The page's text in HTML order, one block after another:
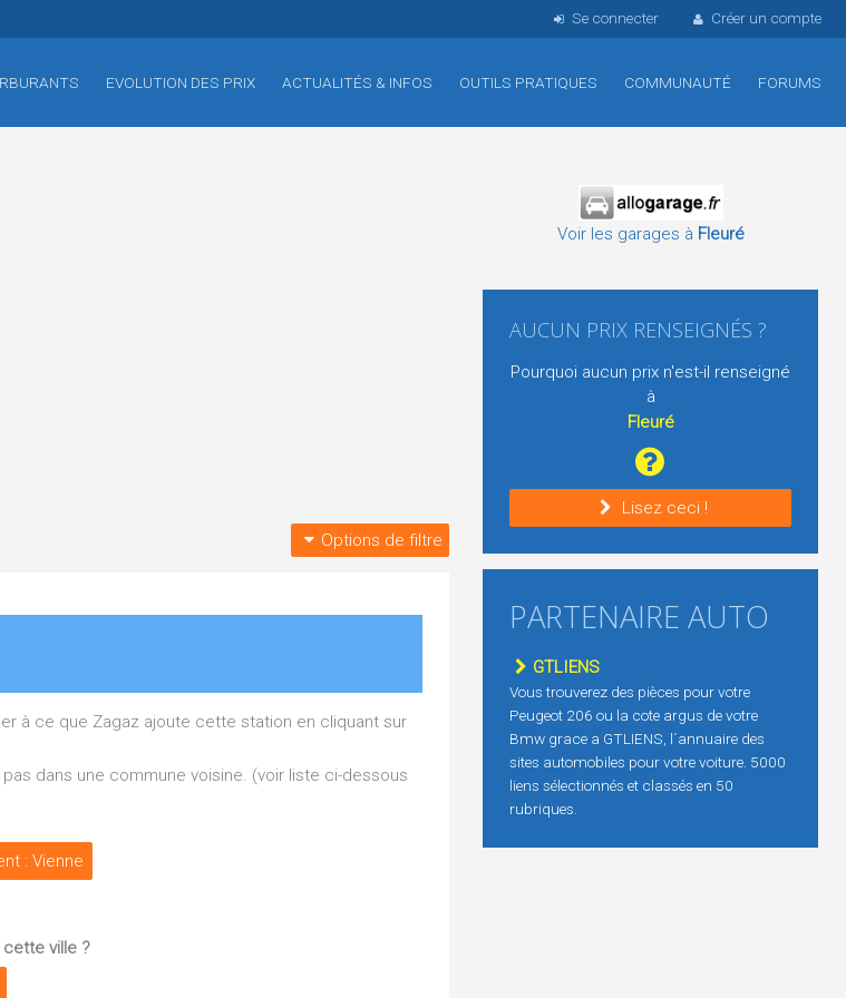
Se connecter Créer un compte
EVOLUTION DES PRIX ACTUALITÉS & INFOS OUTILS PRATIQUES COMMUNAUTÉ FORUMS
Options de filtre
à ce que Zagaz ajoute cette station en cliquant sur
dans une commune voisine. (voir liste ci-dessous
: Vienne
cette ville ?
Voir les garages à Fleuré
AUCUN PRIX RENSEIGNÉS ?
Pourquoi aucun prix n'est-il renseigné
à
Fleuré
Lisez ceci !
PARTENAIRE AUTO
GTLIENS
Vous trouverez des pièces pour votre
Peugeot 206 ou la cote argus de votre
Bmw grace a GTLIENS, l´annuaire des
sites automobiles pour votre voiture. 5000
liens sélectionnés et classés en 50
rubriques.